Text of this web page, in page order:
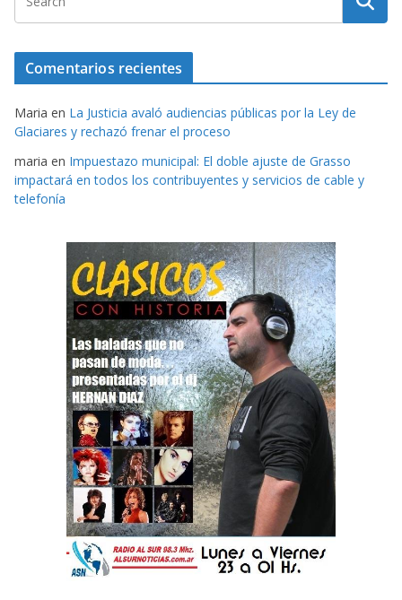
Comentarios recientes
Maria en La Justicia avaló audiencias públicas por la Ley de
Glaciares y rechazó frenar el proceso
maria en Impuestazo municipal: El doble ajuste de Grasso
impactará en todos los contribuyentes y servicios de cable y
telefonía